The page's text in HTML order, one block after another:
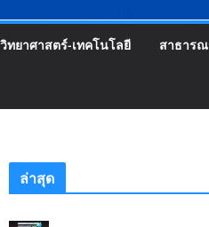
ทยาศาสตร์-เทคโนโลยี สาธาร
ล่าสุด